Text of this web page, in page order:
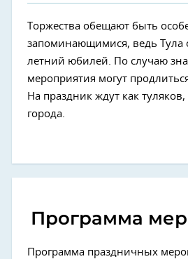
Торжества обещают быть
запоминающимися, ведь Тула
летний юбилей. По случаю
мероприятия могут
На праздник ждут как туляков,
города.
Программа
Программа праздничных